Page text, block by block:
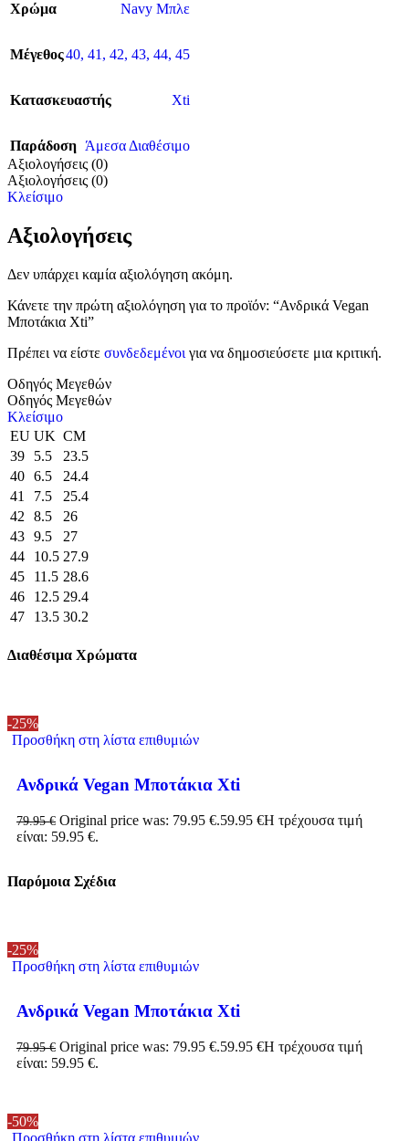
Χρώμα
Navy Μπλε
Μέγεθος40, 41 , 42, 43, 44, 45
Κατασκευαστής Xti
Παράδοση Άμεσα Διαθέσιμο
Αξιολογήσεις (0)
Αξιολογήσεις (0)
Κλείσιμο
Αξιολογήσεις
Δεν υπάρχει καμία αξιολόγηση ακόμη.
Κάνετε την πρώτη αξιολόγηση για το προϊόν: “Ανδρικά Vegan
Μποτάκια Xti”
Πρέπει να είστε συνδεδεμένοι για να δημοσιεύσετε μια κριτική.
Οδηγός Μεγεθών
Οδηγός Μεγεθών
Κλείσιμο
EU UK CM
39
5.5
23.5
40 6.5
24.4
41
7.5
25.4
42
8.5
26
43 9.5
27
44
10.5 27.9
45
11.5 28.6
46
12.5 29.4
47
13.5 30.2
Διαθέσιμα Χρώματα
-25%
Προσθήκη στη λίστα επιθυμιών
Ανδρικά Vegan Μποτάκια Xti
79.95€ Original price was: 79.95 €.59.95 €Η τρέχουσα τιμή
είναι: 59.95 €.
Παρόμοια Σχέδια
-25%
Προσθήκη στη λίστα επιθυμιών
Ανδρικά Vegan Μποτάκια Xti
79.95€ Original price was: 79.95 €.59.95 €Η τρέχουσα τιμή
είναι: 59.95 €.
-50%
Προσθήκη στη λίστα επιθυμιών